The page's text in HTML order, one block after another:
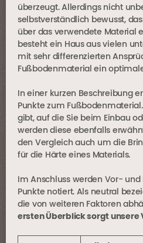
überzeugt. Allerdings nicht
selbstverständlich bewusst,
über das verwendete Material
besteht ein Haus aus vielen
mit sehr differenzierten
Fußbodenmaterial ein
In einer kurzen Beschreibung
Punkte zum
gibt, auf die Sie beim Einbau
werden diese ebenfalls
den Vergleich auch um die
für die Härte eines Materials.
Im Anschluss werden Vor-
Punkte notiert. Als neutral
die von weiteren Faktoren
ersten Überblick sorgt unsere